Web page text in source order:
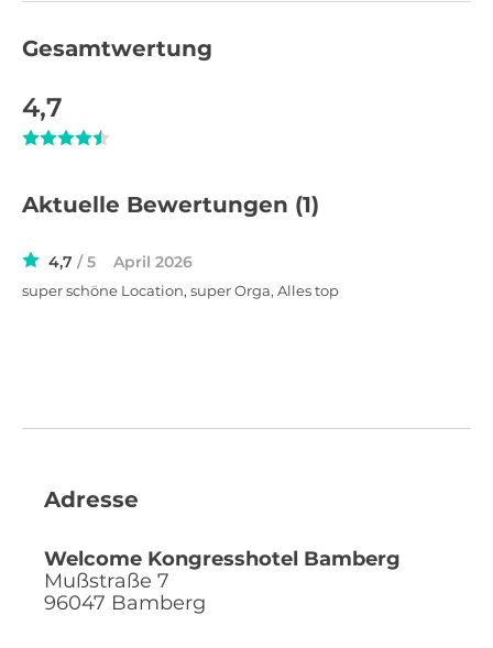
Gesamtwertung
4,7
Aktuelle Bewertungen (1)
4,7 / 5 April 2026
super schöne Location, super Orga, Alles top
Adresse
Welcome Kongresshotel Bamberg
Mußstraße 7
96047 Bamberg